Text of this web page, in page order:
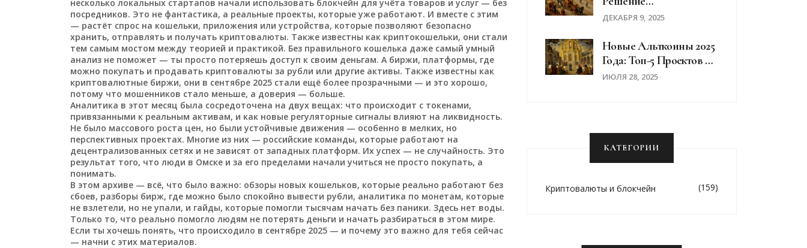
несколько локальных стартапов начали использовать блокчейн для учёта товаров и услуг — без
посредников. Это не фантастика, а реальные проекты, которые уже работают. И вместе с этим
— растёт спрос на кошельки, приложения или устройства, которые позволяют безопасно
хранить, отправлять и получать криптовалюты. Также известны как криптокошельки, они стали
тем самым мостом между теорией и практикой. Без правильного кошелька даже самый умный
анализ не поможет — ты просто потеряешь доступ к своим деньгам. А биржи, платформы, где
можно покупать и продавать криптовалюты за рубли или другие активы. Также известны как
криптовалютные биржи, они в сентябре 2025 стали ещё более прозрачными — и это хорошо,
потому что мошенников стало меньше, а доверия — больше.
Аналитика в этот месяц была сосредоточена на двух вещах: что происходит с токенами,
привязанными к реальным активам, и как новые регуляторные сигналы влияют на ликвидность.
Не было массового роста цен, но были устойчивые движения — особенно в мелких, но
перспективных проектах. Многие из них — российские команды, которые работают на
децентрализованных сетях и не зависят от западных платформ. Их успех — не случайность. Это
результат того, что люди в Омске и за его пределами начали учиться не просто покупать, а
понимать.
В этом архиве — всё, что было важно: обзоры новых кошельков, которые реально работают без
сбоев, разборы бирж, где можно было спокойно вывести рубли, аналитика по монетам, которые
не взлетели, но не упали, и гайды, которые помогли тысячам начать без паники. Здесь нет воды.
Только то, что реально помогло людям не потерять деньги и начать разбираться в этом мире.
Если ты хочешь понять, что происходило в сентябре 2025 — и почему это важно для тебя сейчас
— начни с этих материалов.
Масштабируемости
ДЕКАБРЯ 9, 2025
Новые Альткоины 2025
Года: Топ-5 Проектов С
Реальным
ИЮЛЯ 28, 2025
КАТЕГОРИИ
Криптовалюты и блокчейн (159)